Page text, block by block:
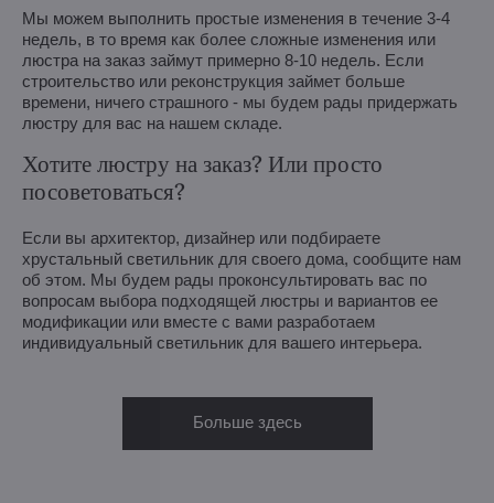
Мы можем выполнить простые изменения в течение 3-4
недель, в то время как более сложные изменения или
люстра на заказ займут примерно 8-10 недель. Если
строительство или реконструкция займет больше
времени, ничего страшного - мы будем рады придержать
люстру для вас на нашем складе.
Хотите люстру на заказ? Или просто
посоветоваться?
Если вы архитектор, дизайнер или подбираете
хрустальный светильник для своего дома, сообщите нам
об этом. Мы будем рады проконсультировать вас по
вопросам выбора подходящей люстры и вариантов ее
модификации или вместе с вами разработаем
индивидуальный светильник для вашего интерьера.
Больше здесь